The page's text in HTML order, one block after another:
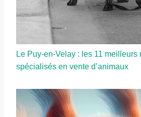
Le Puy-en-Velay : les 11 meilleurs
spécialisés en vente d’animaux